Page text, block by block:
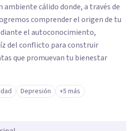
cálido donde, a través de
comprender el origen de tu
el autoconocimiento,
del conflicto para construir
que promuevan tu bienestar
Depresión +5 más